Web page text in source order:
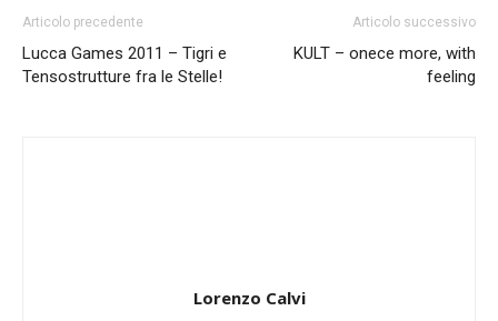
Articolo precedente
Lucca Games 2011 – Tigri e
Tensostrutture fra le Stelle!
Articolo successivo
KULT – onece more, with
feeling
Lorenzo Calvi